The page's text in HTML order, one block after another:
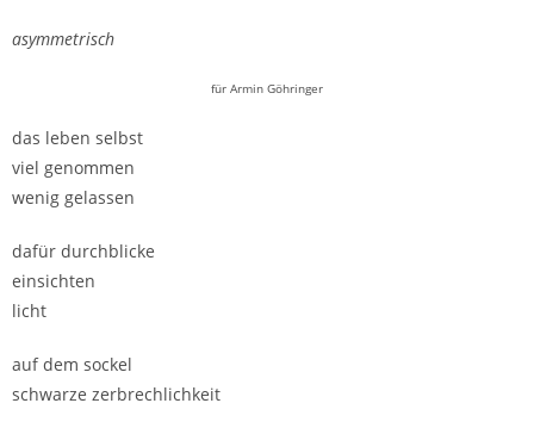
asymmetrisch
für Armin Göhringer
das leben selbst
viel genommen
wenig gelassen
dafür durchblicke
einsichten
licht
auf dem sockel
schwarze zerbrechlichkeit